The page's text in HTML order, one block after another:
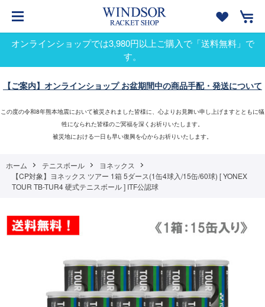
オンラインショップでは3,980円以上ご購入で「送料無料」で
す。
【ご案内】オンラインショップ お盆期間中の商品手配・発送について
この度の令和8年熊本地震において被災されました皆様に、心よりお見舞い申し上げますとともに犠
牲になられた皆様のご冥福を深くお祈りいたします。
被災地における一日も早い復興を心からお祈りいたします。
ホーム テニスボール
ヨネックス
【CP対象】ヨネックス ツアー 1箱 5ダース(1缶4球入/15缶/60球) [ YONEX
TOUR TB-TUR4 硬式テニスボール ] ITF公認球